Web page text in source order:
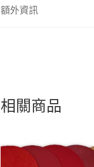
額外資訊
相關商品